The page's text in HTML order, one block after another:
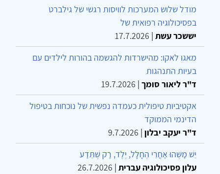
מודל שלוש המערכות לוויסות רגשי של גילברט
בפסיכולוגיה רפואית של
יששכר עשת |
17.7.2026
מאגו לאקו: מהישרדות להגשמה בהורות לילדים עם
בעיות התנהגות
ד"ר ליאור סומך |
19.7.2026
אקטיביות טיפולית כעמדה נפשית של נוכחות בטיפול
הדינמי הממוקד
ד"ר יעקב יבלון |
9.7.2026
יֵשׁ מַשֶּׁהוּ אַחֲרֵי הֶחָלָל, יֶלֶד, רַק שֶׁתֵּדַע
עלון פסיכולוגיה עברית |
26.7.2026